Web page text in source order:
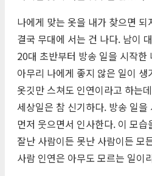
나에게 맞는 옷을 내가 찾으면 되
결국 무대에 서는 건 나다. 남이
20대 초반부터 방송 일을 시작
아무리 나에게 좋지 않은 일이 생
옷깃만 스쳐도 인연이라고 하는
세상일은 참 신기하다. 방송 일
먼저 웃으면서 인사한다. 이 모
잘난 사람이든 못난 사람이든 모
사람 인연은 아무도 모르는 일이